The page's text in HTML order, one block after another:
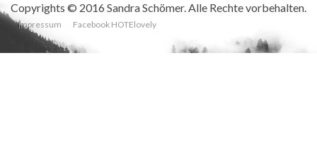
Copyrights © 2016 Sandra Schömer. Alle Rechte vorbehalten.
Impressum Facebook HOTElovely